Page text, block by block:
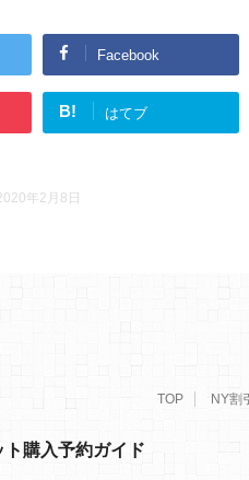
Facebook
B! はてブ
年2月8日
TOP NY割
購入予約ガイド